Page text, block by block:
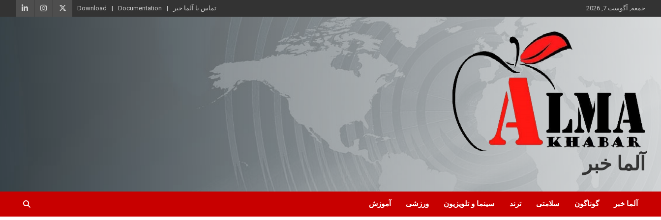
محتوا
جمعه, آگوست 7, 2026 تماس با آلما خبر Documentation
Download
آلما خبر
آلما خبر گوناگون سلامتی ترند سینما و تلویزیون ورزشی آموزش